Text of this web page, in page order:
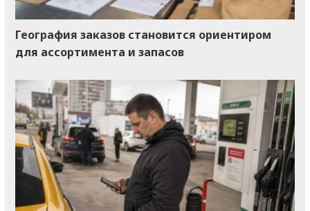
География заказов становится ориентиром
для ассортимента и запасов